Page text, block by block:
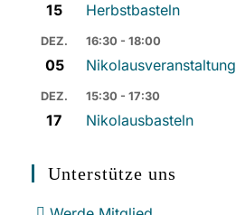
15 Herbstbasteln
DEZ.
05
16:30 - 18:00
Nikolausveranstaltung
DEZ.
17
15:30 - 17:30
Nikolausbasteln
Unterstütze uns